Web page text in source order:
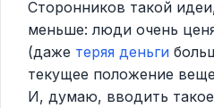
Сторонников такой
меньше: люди очень
(даже теряя деньги
текущее положение
И, думаю, вводить